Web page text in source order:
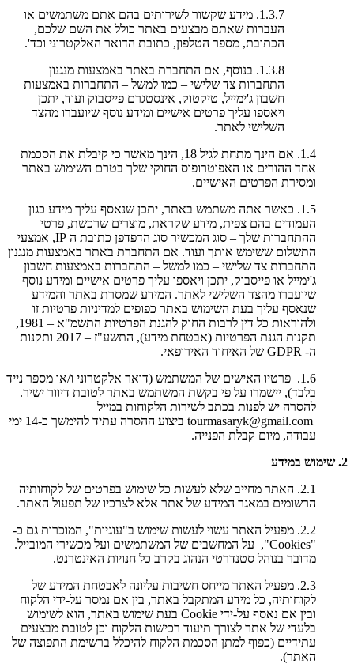
1.3.7. מידע שקשור לשירותים בהם אתם משתמשים או
העברות שאתם מבצעים באתר כולל את השם שלכם,
הכתובת, מספר הטלפון, כתובת הדואר האלקטרוני וכד'.
1.3.8. בנוסף, אם התחברת באתר באמצעות מנגנון
התחברות צד שלישי – כמו למשל – התחברות באמצעות
חשבון ג'ימייל, טיקטוק, אינסטגרם פייסבוק ועוד, יתכן
ויאספו עליך פרטים אישיים ומידע נוסף שיועברו מהצד
השלישי לאתר.
1.4. אם הינך מתחת לגיל 18, הינך מאשר כי קיבלת את הסכמת
אחד ההורים או האפוטרופוס החוקי שלך בטרם השימוש באתר
ומסירת הפרטים האישיים.
1.5. כאשר אתה משתמש באתר, יתכן שנאסף עליך מידע כגון
העמודים בהם צפית, מידע שקראת, מוצרים שרכשת, פרטי
ההתחברות שלך – סוג המכשיר סוג הדפדפן כתובת ה IP, אמצעי
התשלום ששימש אותך ועוד. אם התחברת באתר באמצעות מנגנון
התחברות צד שלישי – כמו למשל – התחברות באמצעות חשבון
ג'ימייל או פייסבוק, יתכן ויאספו עליך פרטים אישיים ומידע נוסף
שיועברו מהצד השלישי לאתר. המידע שמסרת באתר והמידע
שנאסף עליך בעת השימוש באתר כפופים למדיניות פרטיות זו
ולהוראות כל דין לרבות החוק להגנת הפרטיות התשמ"א – 1981,
תקנות הגנת הפרטיות (אבטחת מידע), התשע"ז – 2017 ותקנות
ה- GDPR של האיחוד האירופאי.
1.6. פרטיו האישים של המשתמש (דואר אלקטרוני ו/או מספר נייד
בלבד), יישמרו על פי בקשת המשתמש באתר לטובת דיוור ישיר.
להסרה יש לפנות בכתב לשירות הלקוחות במייל
tourmasaryk@gmail.com ביצוע ההסרה עתיד להימשך כ-14 ימי
עבודה, מיום קבלת הפנייה.
2. שימוש במידע
2.1. האתר מחייב שלא לעשות כל שימוש בפרטים של לקוחותיה
הרשומים במאגר המידע של אתר אלא לצרכיו של תפעול האתר.
2.2. מפעיל האתר עשוי לעשות שימוש ב"עוגיות", המוכרות גם כ-
"Cookies", על המחשבים של המשתמשים ועל מכשירי המובייל.
מדובר בנוהל סטנדרטי הנהוג בקרב כל חנויות האינטרנט.
2.3. מפעיל האתר מייחס חשיבות עליונה לאבטחת המידע של
לקוחותיה, כל מידע המתקבל באתר, בין אם נמסר על-ידי הלקוח
ובין אם נאסף על-ידי Cookie בעת שימוש באתר, הוא לשימוש
בלעדי של אתר לצורך תיעוד רכישות הלקוח וכן לטובת מבצעים
עתידיים (כפוף למתן הסכמת הלקוח להיכלל ברשימת התפוצה של
האתר).